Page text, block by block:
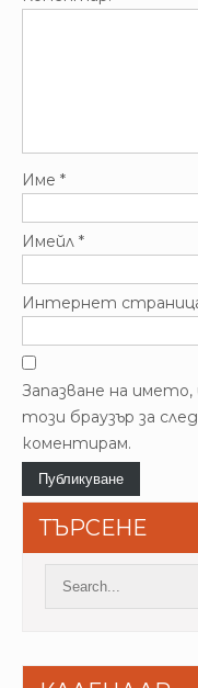
Име *
Имейл *
Интернет
Запазване на
този браузър за
коментирам.
ТЪРСЕНЕ